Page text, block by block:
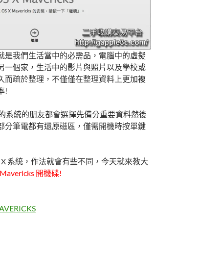
是我們生活當中的必需品，電腦中的虛擬
一個家，生活中的影片與照片以及學校或
而疏於整理，不僅僅在整理資料上更加複
!
系統的朋友都會選擇先備分重要資料然後
分筆電都有還原磁區，僅需開機時按單鍵
系統，作法就會有些不同，今天就來教大
開機碟!